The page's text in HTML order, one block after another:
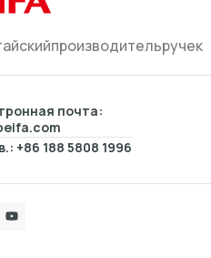
почта:
+86 188 5808 1996